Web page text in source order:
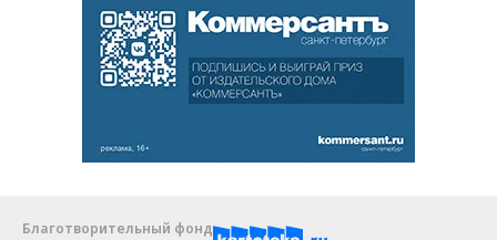
Благотворительный фонд